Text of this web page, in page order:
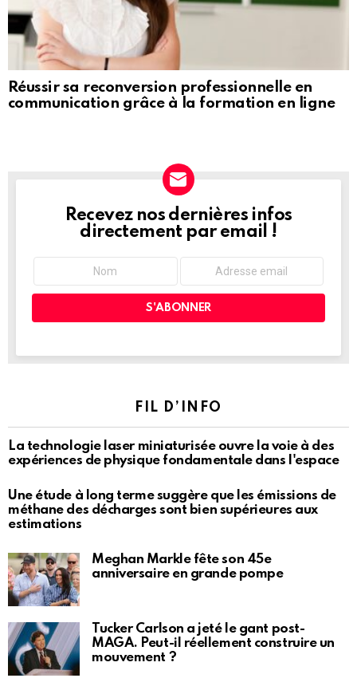
Réussir sa reconversion professionnelle en
communication grâce à la formation en ligne
NEWSLETTER
Recevez nos dernières infos
directement par email !
FIL D’INFO
La technologie laser miniaturisée ouvre la voie à des
expériences de physique fondamentale dans l'espace
Une étude à long terme suggère que les émissions de
méthane des décharges sont bien supérieures aux
estimations
Meghan Markle fête son 45e
anniversaire en grande pompe
Tucker Carlson a jeté le gant post-
MAGA. Peut-il réellement construire un
mouvement ?